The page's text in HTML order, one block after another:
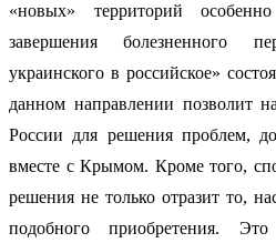
«новых» территорий
завершения болезненного
украинского в российское»
данном направлении позволит
России для решения проблем,
вместе с Крымом. Кроме того,
решения не только отразит то,
подобного приобретения.